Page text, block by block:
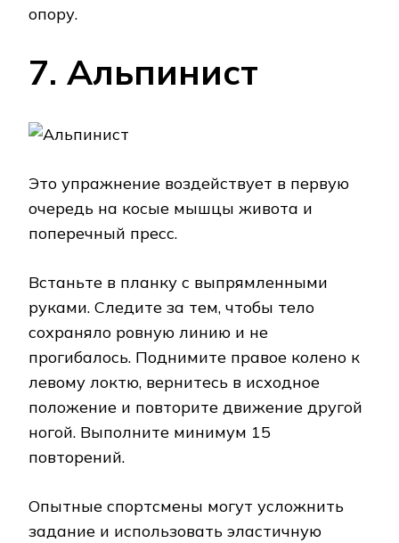
опору.
7. Альпинист
Это упражнение воздействует в первую
очередь на косые мышцы живота и
поперечный пресс.
Встаньте в планку с выпрямленными
руками. Следите за тем, чтобы тело
сохраняло ровную линию и не
прогибалось. Поднимите правое колено к
левому локтю, вернитесь в исходное
положение и повторите движение другой
ногой. Выполните минимум 15
повторений.
Опытные спортсмены могут усложнить
задание и использовать эластичную